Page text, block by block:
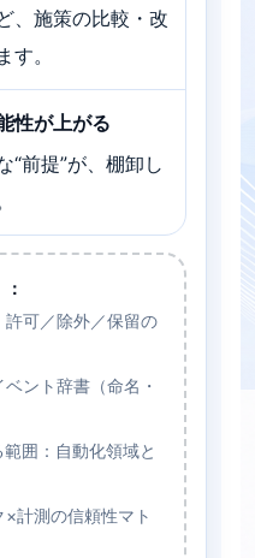
、施策の比較・改
す。
性が上がる
“前提”が、棚卸し
許可／除外／保留の
ベント辞書（命名・
範囲：自動化領域と
×計測の信頼性マト